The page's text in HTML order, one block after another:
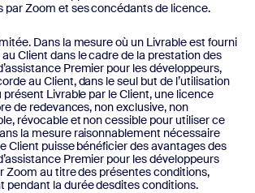
par Zoom et ses concédants de licence.
Dans la mesure où un Livrable est fourni
Client dans le cadre de la prestation des
Premier pour les développeurs,
au Client, dans le seul but de l’utilisation
présent Livrable par le Client, une licence
de redevances, non exclusive, non
révocable et non cessible pour utiliser ce
la mesure raisonnablement nécessaire
Client puisse bénéficier des avantages des
Premier pour les développeurs
Zoom au titre des présentes conditions,
pendant la durée desdites conditions.